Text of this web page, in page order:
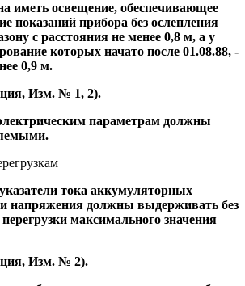
иметь освещение, обеспечивающее
показаний прибора без ослепления
с расстояния не менее 0,8 м, а у
которых начато после 01.08.88, -
0,9 м.
Изм. № 1, 2).
параметрам должны
тока аккумуляторных
напряжения должны выдерживать без
максимального значения
Изм. № 2).